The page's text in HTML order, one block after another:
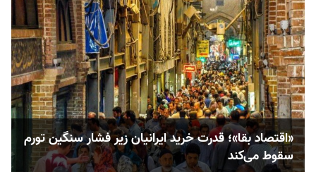
«اقتصاد بقا»؛ قدرت خرید ایرانیان زیر فشار سنگین تورم
سقوط می‌کند